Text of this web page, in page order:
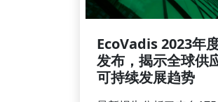
EcoVadis 2023年
发布，揭示全球供
可持续发展趋势